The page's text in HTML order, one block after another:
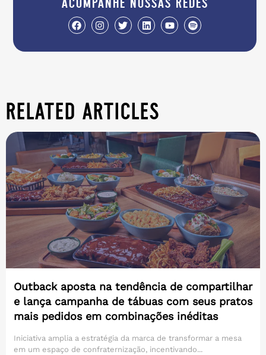
related articles
Outback aposta na tendência de compartilhar
e lança campanha de tábuas com seus pratos
mais pedidos em combinações inéditas
Iniciativa amplia a estratégia da marca de transformar a mesa
em um espaço de confraternização, incentivando...